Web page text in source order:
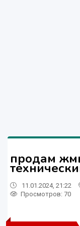
продам
11.01.2024, 21:22
Просмотров: 70